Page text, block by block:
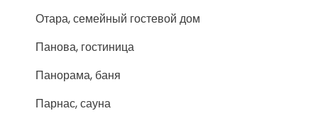
Отара, семейный гостевой дом
Панова, гостиница
Панорама, баня
Парнас, сауна